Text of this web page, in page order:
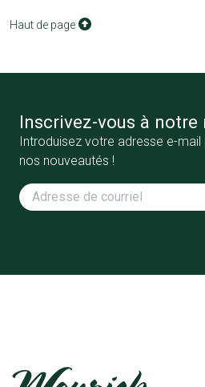
Haut de page
Inscrivez-vous à notre
Introduisez votre adresse e-
nos nouveautés !